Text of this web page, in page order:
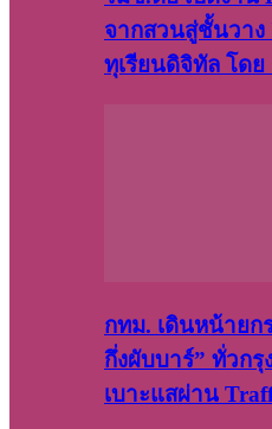
จากสวนสู่ชั้นวาง
ทุเรียนดิจิทัล โดย
กทม. เดินหน้าย
กึ่งผับบาร์” ทั่วก
เบาะแสผ่าน